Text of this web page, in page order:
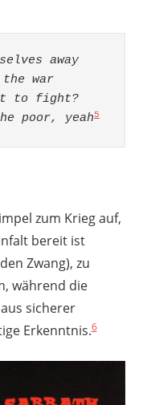
away
war
to fight?
poor, yeah5
zum Krieg auf,
bereit ist
Zwang), zu
während die
sicherer
Erkenntnis.6